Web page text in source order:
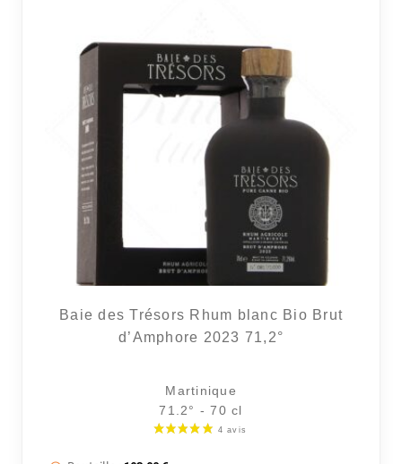
Baie des Trésors Rhum blanc Bio Brut
d’Amphore 2023 71,2°
Martinique
71.2° - 70 cl